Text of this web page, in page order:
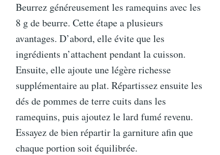
Beurrez généreusement les ramequins avec les
8 g de beurre. Cette étape a plusieurs
avantages. D’abord, elle évite que les
ingrédients n’attachent pendant la cuisson.
Ensuite, elle ajoute une légère richesse
supplémentaire au plat. Répartissez ensuite les
dés de pommes de terre cuits dans les
ramequins, puis ajoutez le lard fumé revenu.
Essayez de bien répartir la garniture afin que
chaque portion soit équilibrée.